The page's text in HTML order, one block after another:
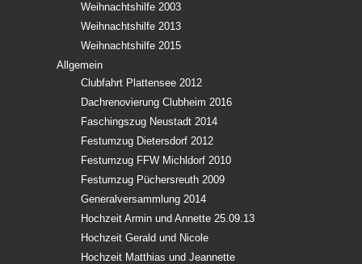
Weihnachtshilfe 2003
Weihnachtshilfe 2013
Weihnachtshilfe 2015
Allgemein
Clubfahrt Plattensee 2012
Dachrenovierung Clubheim 2016
Faschingszug Neustadt 2014
Festumzug Dietersdorf 2012
Festumzug FFW Michldorf 2010
Festumzug Püchersreuth 2009
Generalversammlung 2014
Hochzeit Armin und Annette 25.09.13
Hochzeit Gerald und Nicole
Hochzeit Matthias und Jeannette